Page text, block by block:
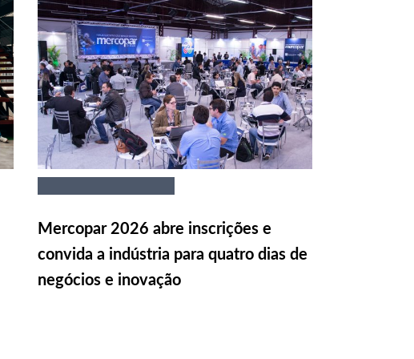
Mercopar 2026 abre inscrições e
convida a indústria para quatro dias de
negócios e inovação